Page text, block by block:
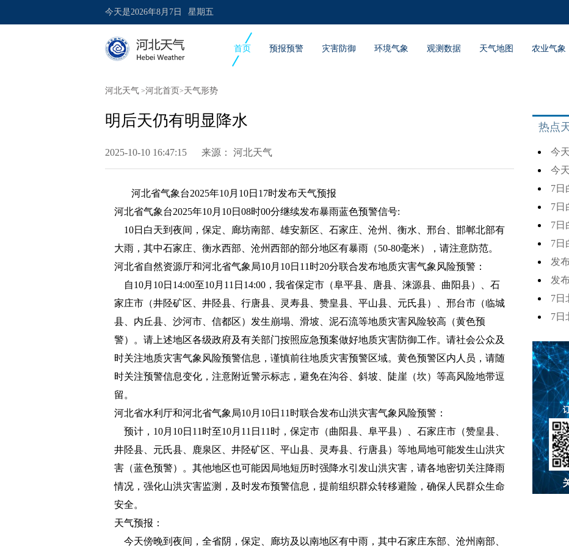
今天是2026年8月7日 星期五
首页 预报预警 灾害防御 环境气象 观测数据 天气地图 农业气象
河北天气 >河北首页 >天气形势
明后天仍有明显降水
2025-10-10 16:47:15 来源： 河北天气
河北省气象台2025年10月10日17时发布天气预报
河北省气象台2025年10月10日08时00分继续发布暴雨蓝色预警信号:
10日白天到夜间，保定、廊坊南部、雄安新区、石家庄、沧州、衡水、邢台、邯郸北部有
大雨，其中石家庄、衡水西部、沧州西部的部分地区有暴雨（50-80毫米），请注意防范。
河北省自然资源厅和河北省气象局10月10日11时20分联合发布地质灾害气象风险预警：
自10月10日14:00至10月11日14:00，我省保定市（阜平县、唐县、涞源县、曲阳县）、石
家庄市（井陉矿区、井陉县、行唐县、灵寿县、赞皇县、平山县、元氏县）、邢台市（临城
县、内丘县、沙河市、信都区）发生崩塌、滑坡、泥石流等地质灾害风险较高（黄色预
警）。请上述地区各级政府及有关部门按照应急预案做好地质灾害防御工作。请社会公众及
时关注地质灾害气象风险预警信息，谨慎前往地质灾害预警区域。黄色预警区内人员，请随
时关注预警信息变化，注意附近警示标志，避免在沟谷、斜坡、陡崖（坎）等高风险地带逗
留。
河北省水利厅和河北省气象局10月10日11时联合发布山洪灾害气象风险预警：
预计，10月10日11时至10月11日11时，保定市（曲阳县、阜平县）、石家庄市（赞皇县、
井陉县、元氏县、鹿泉区、井陉矿区、平山县、灵寿县、行唐县）等地局地可能发生山洪灾
害（蓝色预警）。其他地区也可能因局地短历时强降水引发山洪灾害，请各地密切关注降雨
情况，强化山洪灾害监测，及时发布预警信息，提前组织群众转移避险，确保人民群众生命
安全。
天气预报：
今天傍晚到夜间，全省阴，保定、廊坊及以南地区有中雨，其中石家庄东部、沧州南部、
热点
今
今
7日
7日
7日
7日
发
发
7日
7日